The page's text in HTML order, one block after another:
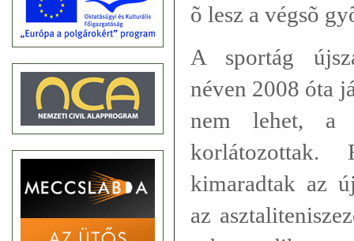
õ lesz a végsõ
A sportág
néven 2008 óta
nem lehet, a
kimaradtak az
az